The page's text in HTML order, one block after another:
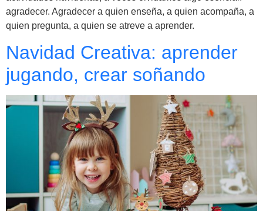
agradecer. Agradecer a quien enseña, a quien acompaña, a
quien pregunta, a quien se atreve a aprender.
Navidad Creativa: aprender
jugando, crear soñando